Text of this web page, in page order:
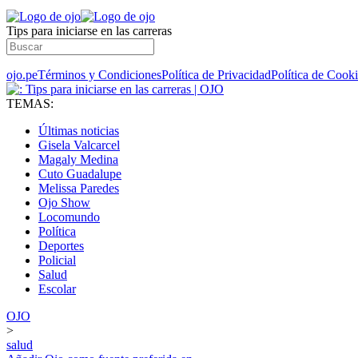
Tips para iniciarse en las carreras
ojo.peTérminos y CondicionesPolítica de PrivacidadPolítica de
TEMAS:
Últimas noticias
Gisela Valcarcel
Magaly Medina
Cuto Guadalupe
Melissa Paredes
Ojo Show
Locomundo
Política
Deportes
Policial
Salud
Escolar
OJO
>
salud